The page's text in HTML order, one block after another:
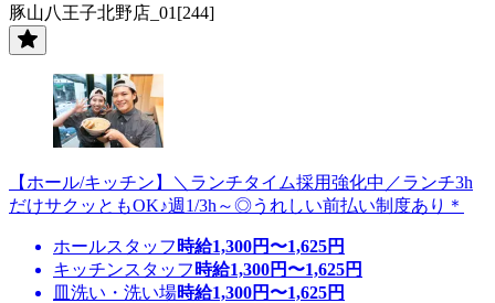
豚山八王子北野店_01[244]
【ホール/キッチン】＼ランチタイム採用強化中／ランチ3h
だけサクッともOK♪週1/3h～◎うれしい前払い制度あり＊
ホールスタッフ 時給1,300円〜1,625円
キッチンスタッフ 時給1,300円〜1,625円
皿洗い・洗い場時給1,300円〜1,625円